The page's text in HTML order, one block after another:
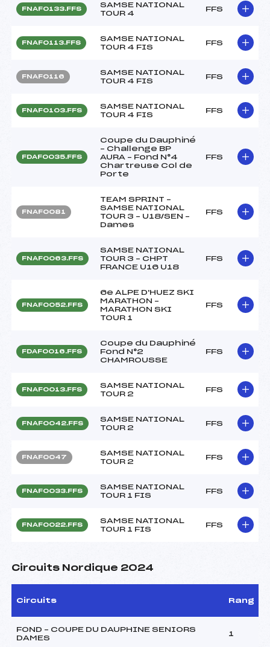
FNAF0133.FFS
SAMSE NATIONAL
TOUR 4
FFS
FNAF0113.FFS
SAMSE NATIONAL
TOUR 4 FIS
FFS
FNAF0116
SAMSE NATIONAL
TOUR 4 FIS
FFS
FNAF0103.FFS
SAMSE NATIONAL
TOUR 4 FIS
FFS
FDAF0035.FFS
Coupe du Dauphiné
– Challenge BP
AURA – Fond N°4
Chartreuse Col de
Porte
FFS
FNAF0081
TEAM SPRINT –
SAMSE NATIONAL
TOUR 3 – U18/SEN –
Dames
FFS
FNAF0063.FFS
SAMSE NATIONAL
TOUR 3 – CHPT
FRANCE U16 U18
FFS
FNAF0052.FFS
6e ALPE D'HUEZ SKI
MARATHON –
MARATHON SKI
TOUR 1
FFS
FDAF0016.FFS
Coupe du Dauphiné
Fond N°2
CHAMROUSSE
FFS
FNAF0013.FFS
SAMSE NATIONAL
TOUR 2
FFS
FNAF0042.FFS
SAMSE NATIONAL
TOUR 2
FFS
FNAF0047
SAMSE NATIONAL
TOUR 2
FFS
FNAF0033.FFS
SAMSE NATIONAL
TOUR 1 FIS
FFS
FNAF0022.FFS
SAMSE NATIONAL
TOUR 1 FIS
FFS
Circuits Nordique 2024
Circuits Rang
FOND – COUPE DU DAUPHINE SENIORS
DAMES
1